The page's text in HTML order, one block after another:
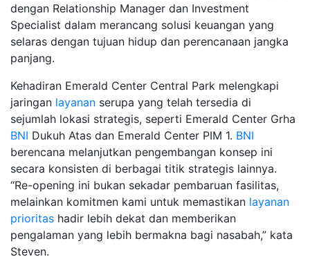
dengan Relationship Manager dan Investment
Specialist dalam merancang solusi keuangan yang
selaras dengan tujuan hidup dan perencanaan jangka
panjang.
Kehadiran Emerald Center Central Park melengkapi
jaringan layanan serupa yang telah tersedia di
sejumlah lokasi strategis, seperti Emerald Center Grha
BNI Dukuh Atas dan Emerald Center PIM 1. BNI
berencana melanjutkan pengembangan konsep ini
secara konsisten di berbagai titik strategis lainnya.
“Re-opening ini bukan sekadar pembaruan fasilitas,
melainkan komitmen kami untuk memastikan layanan
prioritas hadir lebih dekat dan memberikan
pengalaman yang lebih bermakna bagi nasabah,” kata
Steven.